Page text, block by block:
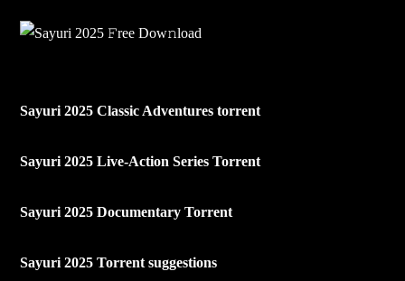
Sayuri 2025 Classic Adventures torrent
Sayuri 2025 Live-Action Series Torrent
Sayuri 2025 Documentary Torrent
Sayuri 2025 Torrent suggestions